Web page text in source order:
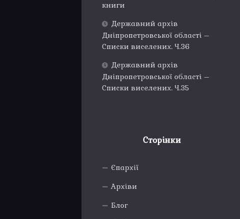
книги
Державний архів
Дніпропетровської області –
Списки виселених. Ч.36
Державний архів
Дніпропетровської області –
Списки виселених. Ч.35
Сторінки
Єпархії
Архіви
Блог